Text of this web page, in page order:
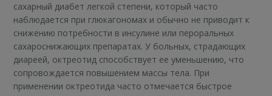
сахарный диабет легкой степени, который часто
наблюдается при глюкагономах и обычно не приводит к
снижению потребности в инсулине или пероральных
сахароснижающих препаратах. У больных, страдающих
диареей, октреотид способствует ее уменьшению, что
сопровождается повышением массы тела. При
применении октреотида часто отмечается быстрое